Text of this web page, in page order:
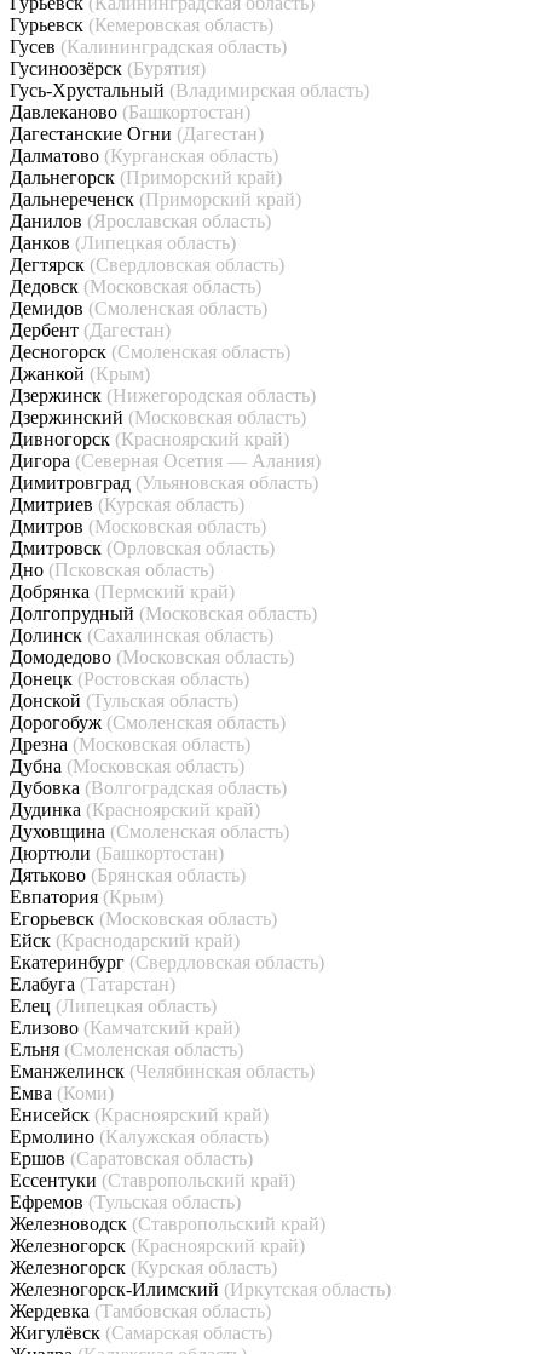
Гурьевск (Кемеровская область)
Гусев (Калининградская область)
Гусиноозёрск (Бурятия)
Гусь-Хрустальный (Владимирская область)
Давлеканово (Башкортостан)
Дагестанские Огни (Дагестан)
Далматово (Курганская область)
Дальнегорск (Приморский край)
Дальнереченск (Приморский край)
Данилов (Ярославская область)
Данков (Липецкая область)
Дегтярск (Свердловская область)
Дедовск (Московская область)
Демидов (Смоленская область)
Дербент (Дагестан)
Десногорск (Смоленская область)
Джанкой (Крым)
Дзержинск (Нижегородская область)
Дзержинский (Московская область)
Дивногорск (Красноярский край)
Дигора (Северная Осетия — Алания)
Димитровград (Ульяновская область)
Дмитриев (Курская область)
Дмитров (Московская область)
Дмитровск (Орловская область)
Дно (Псковская область)
Добрянка (Пермский край)
Долгопрудный (Московская область)
Долинск (Сахалинская область)
Домодедово (Московская область)
Донецк (Ростовская область)
Донской (Тульская область)
Дорогобуж (Смоленская область)
Дрезна (Московская область)
Дубна (Московская область)
Дубовка (Волгоградская область)
Дудинка (Красноярский край)
Духовщина (Смоленская область)
Дюртюли (Башкортостан)
Дятьково (Брянская область)
Евпатория (Крым)
Егорьевск (Московская область)
Ейск (Краснодарский край)
Екатеринбург (Свердловская область)
Елабуга (Татарстан)
Елец (Липецкая область)
Елизово (Камчатский край)
Ельня (Смоленская область)
Еманжелинск (Челябинская область)
Емва (Коми)
Енисейск (Красноярский край)
Ермолино (Калужская область)
Ершов (Саратовская область)
Ессентуки (Ставропольский край)
Ефремов (Тульская область)
Железноводск (Ставропольский край)
Железногорск (Красноярский край)
Железногорск (Курская область)
Железногорск-Илимский (Иркутская область)
Жердевка (Тамбовская область)
Жигулёвск (Самарская область)